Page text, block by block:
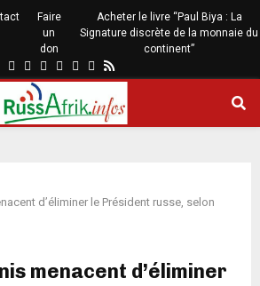
Faire
un
don
Acheter le livre “Paul Biya : La
Signature discrète de la monnaie du
continent”
d’éliminer le Président russe, selon
menacent d’éliminer